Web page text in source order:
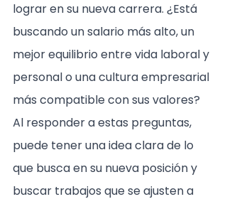
lograr en su nueva carrera. ¿Está
buscando un salario más alto, un
mejor equilibrio entre vida laboral y
personal o una cultura empresarial
más compatible con sus valores?
Al responder a estas preguntas,
puede tener una idea clara de lo
que busca en su nueva posición y
buscar trabajos que se ajusten a